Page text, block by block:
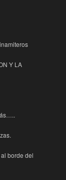
Y LA
borde del